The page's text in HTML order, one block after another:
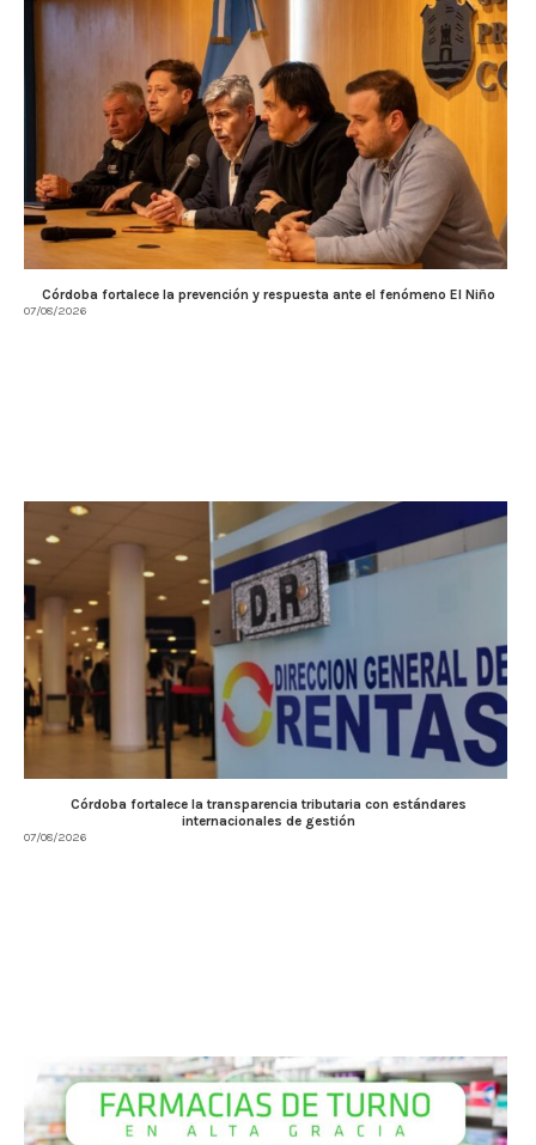
Córdoba fortalece la prevención y respuesta ante el fenómeno El Niño
07/08/2026
Córdoba fortalece la transparencia tributaria con estándares
internacionales de gestión
07/08/2026